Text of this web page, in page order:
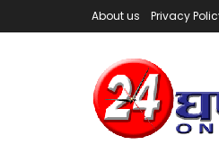
About us Privacy